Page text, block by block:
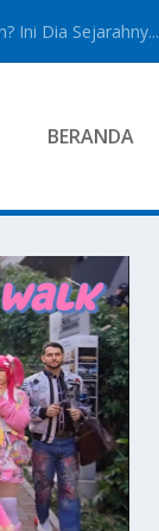
Ini Dia Sejarahny...
BERANDA